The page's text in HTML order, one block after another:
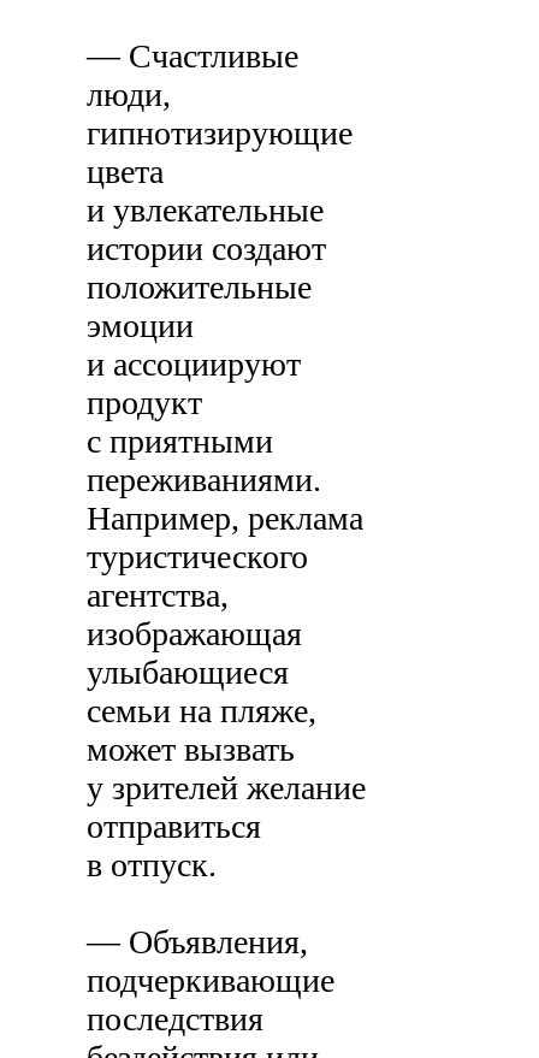
— Счастливые
люди,
гипнотизирующие
цвета
и увлекательные
истории создают
положительные
эмоции
и ассоциируют
продукт
с приятными
переживаниями.
Например, реклама
туристического
агентства,
изображающая
улыбающиеся
семьи на пляже,
может вызвать
у зрителей желание
отправиться
в отпуск.
— Объявления,
подчеркивающие
последствия